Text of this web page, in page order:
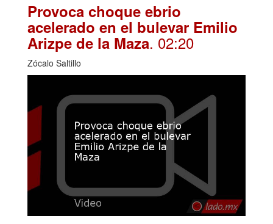
Provoca choque ebrio
acelerado en el bulevar Emilio
Arizpe de la Maza. 02:20
Zócalo Saltillo